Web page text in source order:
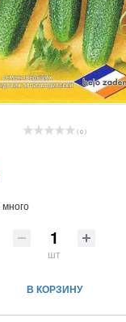
( 0 )
много
шт
В КОРЗИНУ